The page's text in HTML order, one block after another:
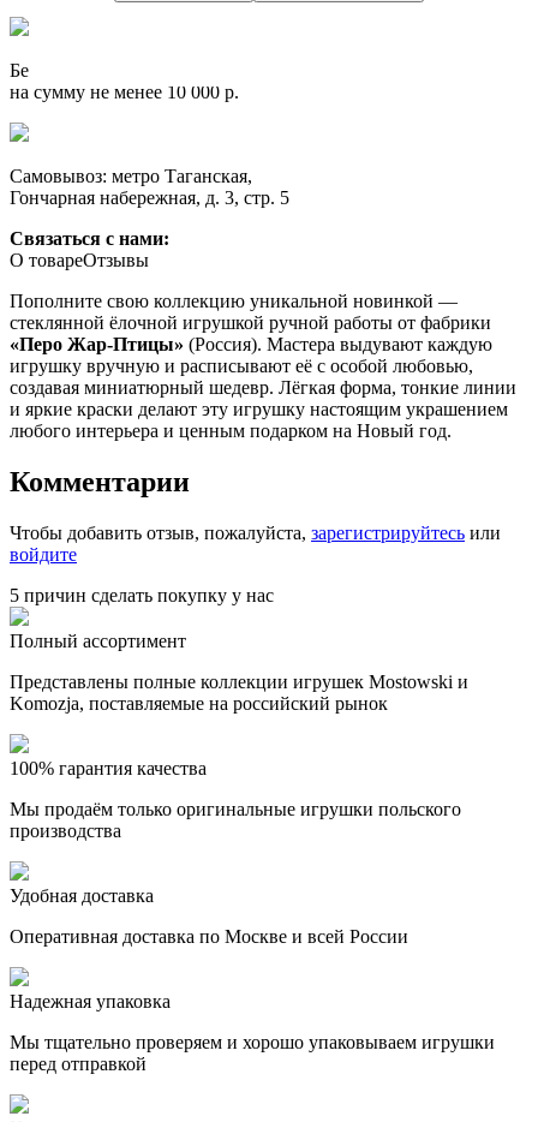
Бесплатно до ТК при заказе из региона
на сумму не менее 10 000 р.
Самовывоз: метро Таганская,
Гончарная набережная, д. 3, стр. 5
Связаться с нами:
О товареОтзывы
Пополните свою коллекцию уникальной новинкой —
стеклянной ёлочной игрушкой ручной работы от фабрики
«Перо Жар-Птицы» (Россия). Мастера выдувают каждую
игрушку вручную и расписывают её с особой любовью,
создавая миниатюрный шедевр. Лёгкая форма, тонкие линии
и яркие краски делают эту игрушку настоящим украшением
любого интерьера и ценным подарком на Новый год.
Комментарии
Чтобы добавить отзыв, пожалуйста, зарегистрируйтесь или
войдите
5 причин сделать покупку у нас
Полный ассортимент
Представлены полные коллекции игрушек Mostowski и
Komozja, поставляемые на российский рынок
100% гарантия качества
Мы продаём только оригинальные игрушки польского
производства
Удобная доставка
Оперативная доставка по Москве и всей России
Надежная упаковка
Мы тщательно проверяем и хорошо упаковываем игрушки
перед отправкой